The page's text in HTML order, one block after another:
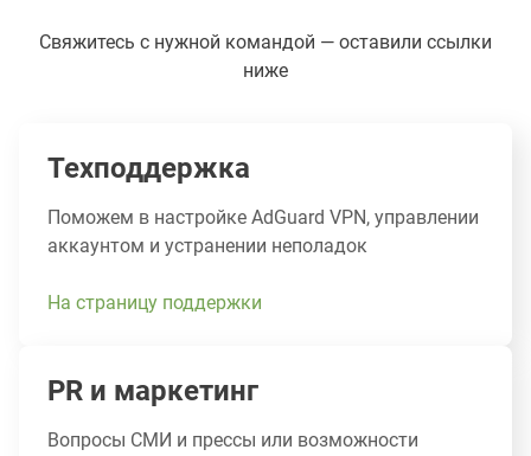
Свяжитесь с нужной командой — оставили ссылки
ниже
Техподдержка
Поможем в настройке AdGuard VPN, управлении
аккаунтом и устранении неполадок
На страницу поддержки
PR и маркетинг
Вопросы СМИ и прессы или возможности